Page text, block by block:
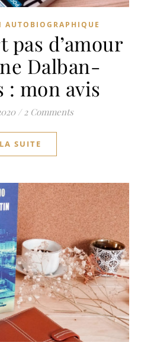
AUTOBIOGRAPHIQUE
pas d’amour
Dalban-
: mon avis
/ 2 Comments
SUITE